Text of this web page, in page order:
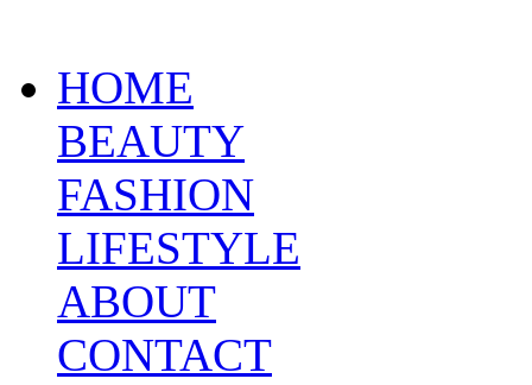
HOME
BEAUTY
FASHION
LIFESTYLE
ABOUT
CONTACT